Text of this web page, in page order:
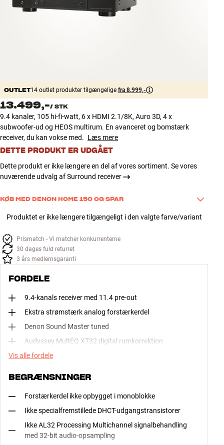
Tilbehør
TILBUD
Find Butik
Kundeservice
Kundeservice
Byg med Lyd
OUTLET14 outlet produkter tilgængelige fra 8.999,-
13.499,-/ STK
9.4 kanaler, 105 hi-fi-watt, 6 x HDMI 2.1/8K, Auro 3D, 4 x
subwoofer-ud og HEOS multirum. En avanceret og bomstærk
receiver, du kan vokse med. Læs mere
DETTE PRODUKT ER UDGÅET
Dette produkt er ikke længere en del af vores sortiment. Se vores
nuværende udvalg af Surround receiver
KØB MED DENON HOME 150 OG SPAR
Køb dette produkt sammen med Denon Home 150, og spar 400 kr.
fx køkkenet, kontoret eller soveværelset.
Læs mere
Produktet er ikke længere tilgængeligt i den valgte farve/variant
Prismatch - Vi matcher konkurrenterne
30 dages fuld returret
3 års medlemsgaranti
FORDELE
9.4-kanals receiver med 11.4 pre-out
Ekstra strømstærk analog forstærkerdel
Denon Sound Master tuned
Audyssey MultEQ XT32 digital rumkorrektion
Vis alle fordele
BEGRÆNSNINGER
Forstærkerdel ikke opbygget i monoblokke
Ikke specialfremstillede DHCT-udgangstransistorer
Ikke AL32 Processing Multichannel signalbehandling
med 32-bit audio-opsampling